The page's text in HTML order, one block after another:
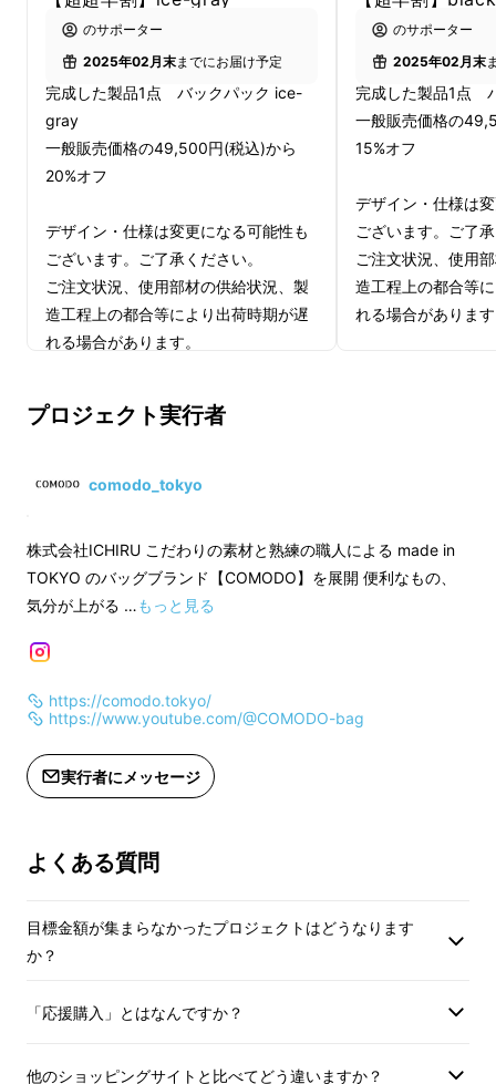
た。
スクエア型のリュックをお探しのお客さまから
最も多かったリクエストは
「形状を保ったまま
背負いたい」「COMODOの既存商品よりも少
し大きめのサイズ感のリュックが欲しい」と
いったお声です。
りました。
形状維持
上品なデザインと形状維持を目指し、チームで
スクエアをより綺麗にみせるための細かいサイ
のサポーター
2025年02月末までにお届け予定
完成した製品1点 バックパック ice-
gray
一般販売価格の49,500円(税込)から
20%オフ
デザイン・仕様は変更になる可能性も
ございます。ご了承ください。
ご注文状況、使用部材の供給状況、製
造工程上の都合等により出荷時期が遅
れる場合があります。
・適格請求書発行事業者登録番号：あ
（適格請求書発行事業者登録番号の記
お問合せください）
インボイス（適格請求書）：対応可
のサポーター
2025年02月末
完成した製品1点
一般販売価格の
15%オフ
デザイン・仕様は
ございます。ご了
ご注文状況、使用
造工程上の都合等
れる場合がありま
インボイス（適格
プロジェクト実行者
comodo_tokyo
株式会社ICHIRU こだわりの素材と熟練の職人による made in
TOKYO のバッグブランド【COMODO】を展開 便利なもの、
気分が上がる …もっと見る
https://comodo.tokyo/
https://www.youtube.com/@COMODO-bag
実行者にメッセージ
よくある質問
目標金額が集まらなかったプロジェクトはどうなります
か？
「応援購入」とはなんですか？
他のショッピングサイトと比べてどう違いますか？